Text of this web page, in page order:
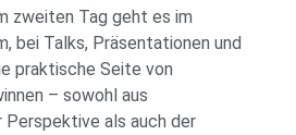
zweiten Tag geht es im
bei Talks, Präsentationen und
praktische Seite von
– sowohl aus
als auch der